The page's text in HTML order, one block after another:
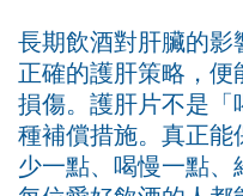
長期飲酒對肝臟的
正確的護肝策略，
損傷。護肝片不是
種補償措施。真正
少一點、喝慢一點